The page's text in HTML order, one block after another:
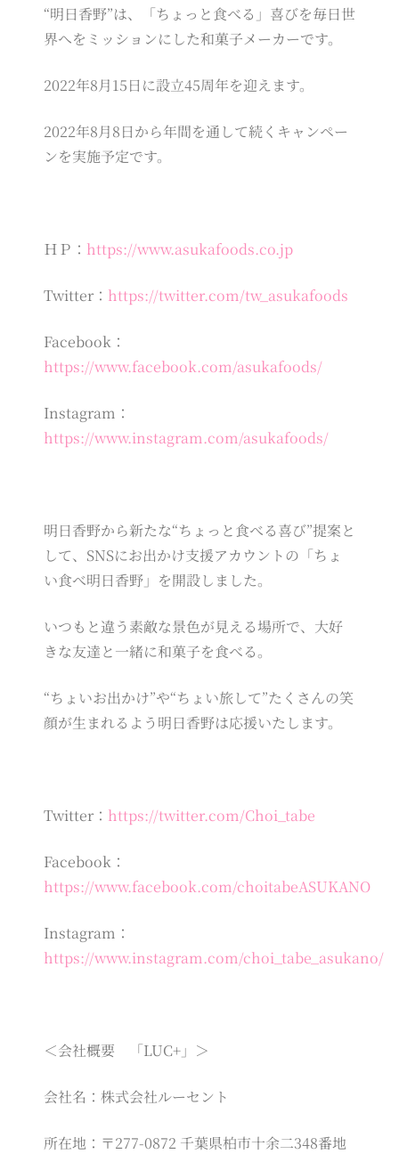
“明日香野”は、「ちょっと食べる」喜びを毎日世
界へをミッションにした和菓子メーカーです。
2022年8月15日に設立45周年を迎えます。
2022年8月8日から年間を通して続くキャンペー
ンを実施予定です。
ＨＰ： https://www.asukafoods.co.jp
Twitter： https://twitter.com/tw_asukafoods
Facebook：
https://www.facebook.com/asukafoods/
Instagram：
https://www.instagram.com/asukafoods/
明日香野から新たな“ちょっと食べる喜び”提案と
して、SNSにお出かけ支援アカウントの「ちょ
い食べ明日香野」を開設しました。
いつもと違う素敵な景色が見える場所で、大好
きな友達と一緒に和菓子を食べる。
“ちょいお出かけ”や“ちょい旅して”たくさんの笑
顔が生まれるよう明日香野は応援いたします。
Twitter： https://twitter.com/Choi_tabe
Facebook：
https://www.facebook.com/choitabeASUKANO
Instagram：
https://www.instagram.com/choi_tabe_asukano/
＜会社概要 「LUC+」＞
会社名：株式会社ルーセント
所在地：〒277-0872 千葉県柏市十余二348番地